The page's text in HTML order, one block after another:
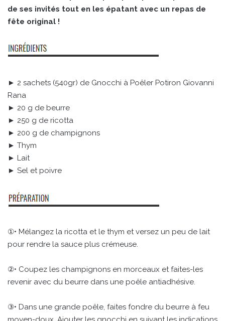
de ses invités tout en les épatant avec un repas de
fête original !
► 2 sachets (540gr) de Gnocchi à Poêler Potiron Giovanni
Rana
► 20 g de beurre
► 250 g de ricotta
► 200 g de champignons
► Thym
► Lait
► Sel et poivre
①• Mélangez la ricotta et le thym et versez un peu de lait
pour rendre la sauce plus crémeuse.
②• Coupez les champignons en morceaux et faites-les
revenir avec du beurre dans une poêle antiadhésive.
③• Dans une grande poêle, faites fondre du beurre à feu